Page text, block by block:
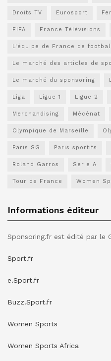
Droits TV Eurosport
FIFA France Télévisions
L'équipe de France de
Le marché des articles de
Le marché du sponsoring
Liga Ligue 1 Ligue 2
Merchandising Mécénat
Olympique de Marseille
Paris SG Paris sportifs
Roland Garros Serie A
Tour de France Women
Informations éditeur
Sponsoring.fr est édité par le
Sport.fr
e.Sport.fr
Buzz.Sport.fr
Women Sports
Women Sports Africa